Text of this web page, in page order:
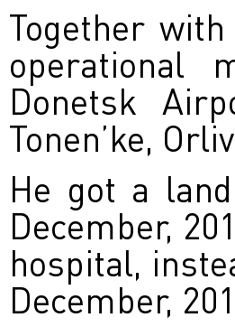
Together
operational
Donetsk
Tonen’ke,
He got a
December,
hospital,
December,